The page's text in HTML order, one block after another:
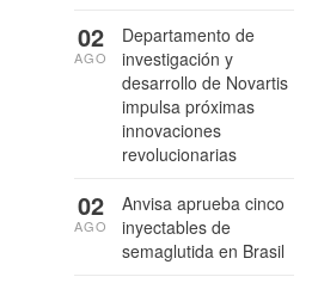
Departamento de
investigación y
desarrollo de Novartis
impulsa próximas
innovaciones
revolucionarias
02
AGO
Anvisa aprueba cinco
inyectables de
semaglutida en Brasil
02
AGO